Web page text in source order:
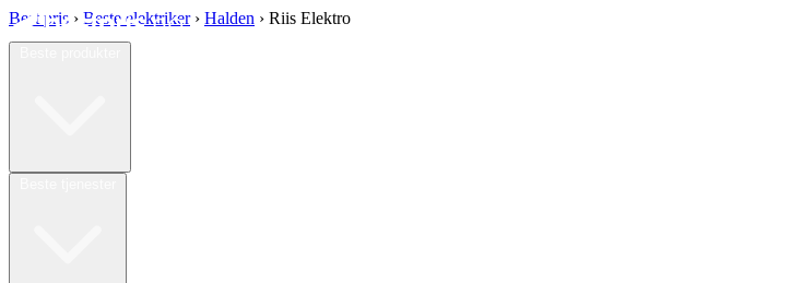
Best pris › Beste elektriker › Halden › Riis Elektro